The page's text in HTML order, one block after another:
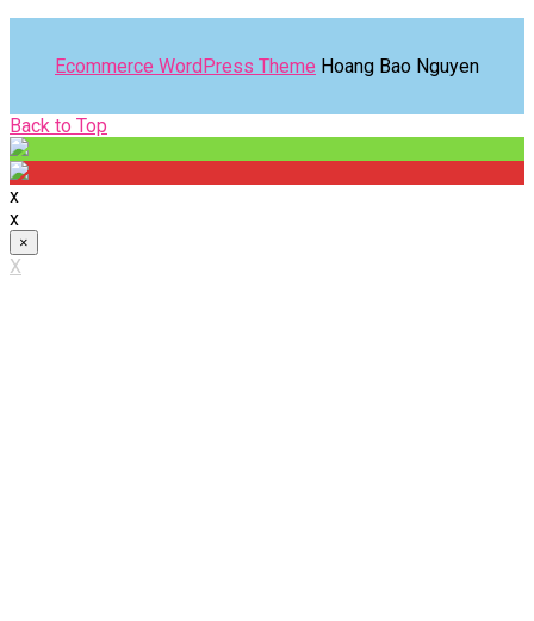
Ecommerce WordPress Theme Hoang Bao Nguyen
Back to Top
x
x
×
X